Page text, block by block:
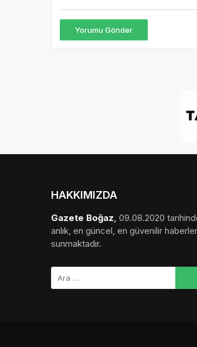
Yorumu Gönder
HAKKIMIZDA
Gazete Boğaz, 09.08.2020
anlık, en güncel, en güvenilir
sunmaktadır.